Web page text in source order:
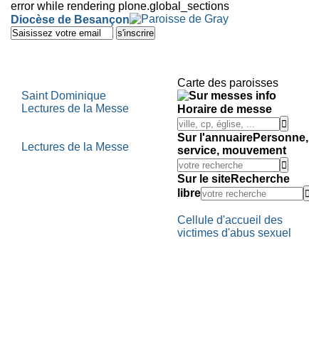
error while rendering plone.global_sections
Outils
personnels
Diocèse de Besançon
Aller
au
Saint Dominique
Lectures de la Messe
Lectures de la Messe
Carte des paroisses
Horaire de messe
Sur l'annuairePersonne,
service, mouvement
Sur le siteRecherche
libre
Cellule d'accueil des
victimes d'abus sexuel